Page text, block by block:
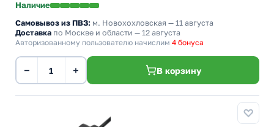
Наличие
Самовывоз из ПВЗ: м. Новохохловская — 11 августа
Доставка по Москве и области — 12 августа
Авторизованному пользователю начислим 4 бонуса
− + В корзину